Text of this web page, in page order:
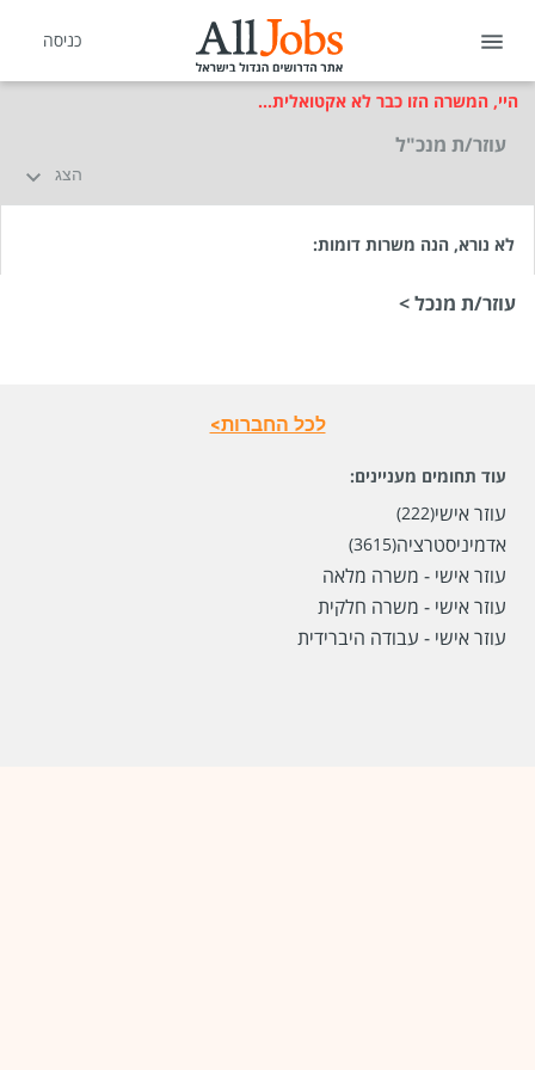
כניסה
היי, המשרה הזו כבר לא אקטואלית...
עוזר/ת מנכ"ל
הצג
לא נורא, הנה משרות דומות:
עוזר/ת מנכל >
לכל החברות>
עוד תחומים מעניינים:
עוזר אישי(222)
אדמיניסטרציה(3615)
עוזר אישי - משרה מלאה
עוזר אישי - משרה חלקית
עוזר אישי - עבודה היברידית